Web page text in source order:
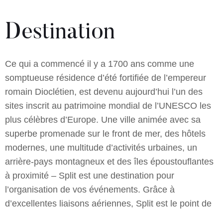
Destination
Ce qui a commencé il y a 1700 ans comme une
somptueuse résidence d’été fortifiée de l’empereur
romain Dioclétien, est devenu aujourd’hui l’un des
sites inscrit au patrimoine mondial de l’UNESCO les
plus célèbres d’Europe. Une ville animée avec sa
superbe promenade sur le front de mer, des hôtels
modernes, une multitude d’activités urbaines, un
arrière-pays montagneux et des îles époustouflantes
à proximité – Split est une destination pour
l’organisation de vos événements. Grâce à
d’excellentes liaisons aériennes, Split est le point de